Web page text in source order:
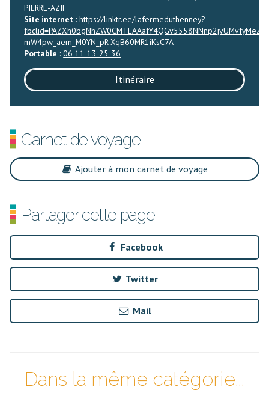
PIERRE-AZIF
Site internet :https://linktr.ee/lafermeduthenney?
mW4pw_aem_M0YN_pR-XqB60MR1iKsC7A
Portable :06 11 13 25 36
Itinéraire
Carnet de voyage
Ajouter à mon carnet de voyage
Partager cette page
Facebook
Twitter
Mail
Dans la même catégorie...